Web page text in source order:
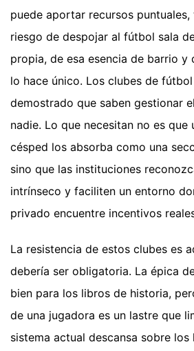
puede aportar recursos
riesgo de despojar al fútbol sala
propia, de esa esencia de barrio y
lo hace único. Los clubes de
demostrado que saben gestionar
nadie. Lo que necesitan no es que
césped los absorba como una
sino que las instituciones
intrínseco y faciliten un entorno
privado encuentre incentivos
La resistencia de estos clubes es
debería ser obligatoria. La épica
bien para los libros de historia,
de una jugadora es un lastre que
sistema actual descansa sobre los